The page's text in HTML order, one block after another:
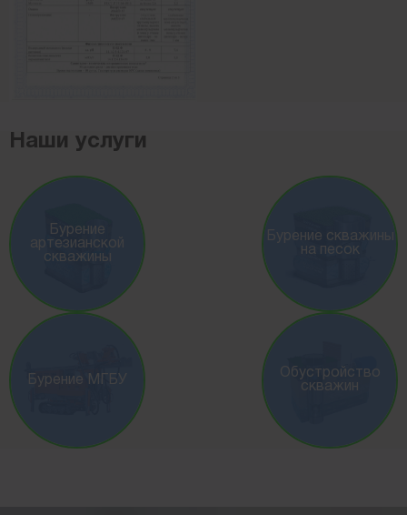
Наши услуги
Бурение
артезианской
скважины
Бурение скважины
на песок
Бурение МГБУ
Обустройство
скважин